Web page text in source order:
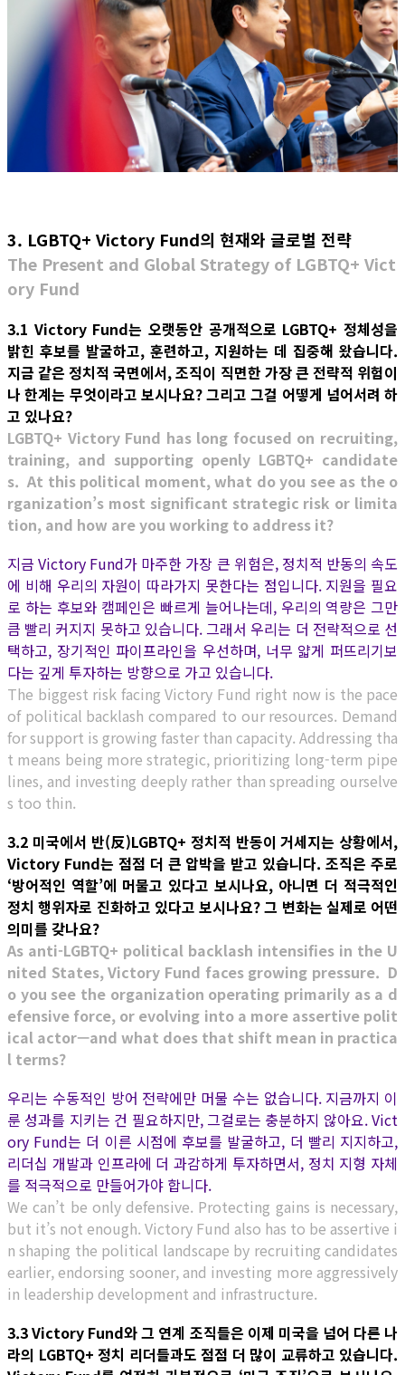
3. LGBTQ+ Victory Fund의 현재와 글로벌 전략
The Present and Global Strategy of LGBTQ+ Vict
ory Fund
3.1 Victory Fund는 오랫동안 공개적으로 LGBTQ+ 정체성을
밝힌 후보를 발굴하고, 훈련하고, 지원하는 데 집중해 왔습니다.
지금 같은 정치적 국면에서, 조직이 직면한 가장 큰 전략적 위험이
나 한계는 무엇이라고 보시나요? 그리고 그걸 어떻게 넘어서려 하
고 있나요?
LGBTQ+ Victory Fund has long focused on recruiting,
training, and supporting openly LGBTQ+ candidate
s. At this political moment, what do you see as the o
rganization’s most significant strategic risk or limita
tion, and how are you working to address it?
지금 Victory Fund가 마주한 가장 큰 위험은, 정치적 반동의 속도
에 비해 우리의 자원이 따라가지 못한다는 점입니다. 지원을 필요
로 하는 후보와 캠페인은 빠르게 늘어나는데, 우리의 역량은 그만
큼 빨리 커지지 못하고 있습니다. 그래서 우리는 더 전략적으로 선
택하고, 장기적인 파이프라인을 우선하며, 너무 얇게 퍼뜨리기보
다는 깊게 투자하는 방향으로 가고 있습니다.
The biggest risk facing Victory Fund right now is the pace
of political backlash compared to our resources. Demand
for support is growing faster than capacity. Addressing tha
t means being more strategic, prioritizing long-term pipe
lines, and investing deeply rather than spreading ourselve
s too thin.
3.2 미국에서 반(反)LGBTQ+ 정치적 반동이 거세지는 상황에서,
Victory Fund는 점점 더 큰 압박을 받고 있습니다. 조직은 주로
‘방어적인 역할’에 머물고 있다고 보시나요, 아니면 더 적극적인
정치 행위자로 진화하고 있다고 보시나요? 그 변화는 실제로 어떤
의미를 갖나요?
As anti-LGBTQ+ political backlash intensifies in the U
nited States, Victory Fund faces growing pressure. D
o you see the organization operating primarily as a d
efensive force, or evolving into a more assertive polit
ical actor—and what does that shift mean in practica
l terms?
우리는 수동적인 방어 전략에만 머물 수는 없습니다. 지금까지 이
룬 성과를 지키는 건 필요하지만, 그걸로는 충분하지 않아요. Vict
ory Fund는 더 이른 시점에 후보를 발굴하고, 더 빨리 지지하고,
리더십 개발과 인프라에 더 과감하게 투자하면서, 정치 지형 자체
를 적극적으로 만들어가야 합니다.
We can’t be only defensive. Protecting gains is necessary,
but it’s not enough. Victory Fund also has to be assertive i
n shaping the political landscape by recruiting candidates
earlier, endorsing sooner, and investing more aggressively
in leadership development and infrastructure.
3.3 Victory Fund와 그 연계 조직들은 이제 미국을 넘어 다른 나
라의 LGBTQ+ 정치 리더들과도 점점 더 많이 교류하고 있습니다.